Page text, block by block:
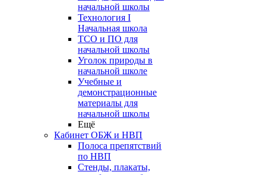
начальной школы
Технология I
Начальная школа
ТСО и ПО для
начальной школы
Уголок природы в
начальной школе
Учебные и
демонстрационные
материалы для
начальной школы
Ещё
Кабинет ОБЖ и НВП
Полоса препятствий
по НВП
Стенды, плакаты,